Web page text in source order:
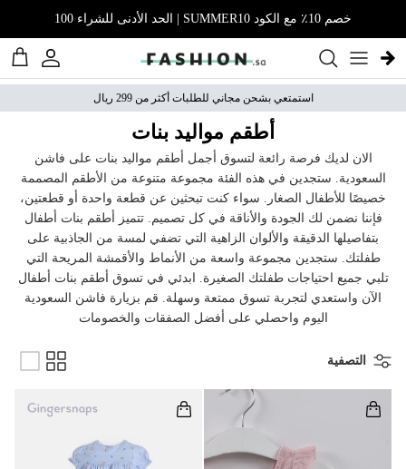
خصم 10٪ مع الكود SUMMER10 | الحد الأدنى للشراء 100
الحساب
استمتعي بشحن مجاني للطلبات أكثر من 299 ريال
أطقم مواليد بنات
الان لديك فرصة رائعة لتسوق أجمل أطقم مواليد بنات على فاشن
السعودية. ستجدين في هذه الفئة مجموعة متنوعة من الأطقم المصممة
خصيصًا للأطفال الصغار. سواء كنت تبحثين عن قطعة واحدة أو قطعتين،
فإننا نضمن لك الجودة والأناقة في كل تصميم. تتميز أطقم بنات أطفال
بتفاصيلها الدقيقة والألوان الزاهية التي تضفي لمسة من الجاذبية على
طفلتك. ستجدين مجموعة واسعة من الأنماط والأقمشة المريحة التي
تلبي جميع احتياجات طفلتك الصغيرة. ابدئي في تسوق أطقم بنات أطفال
الآن واستعدي لتجربة تسوق ممتعة وسهلة. قم بزيارة فاشن السعودية
اليوم واحصلي على أفضل الصفقات والخصومات
التصفية